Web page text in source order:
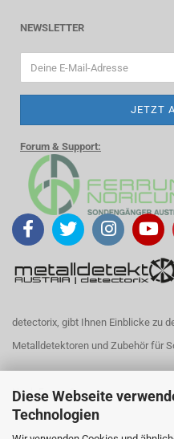
Diese Webseite
Technologien
NEWSLETTER
Forum & Support:
detectorix, gibt Ihnen Einblicke zu
Metalldetektoren und Zubehör für
Noch Fragen?